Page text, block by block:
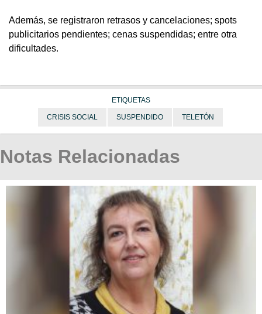
Además, se registraron retrasos y cancelaciones; spots
publicitarios pendientes; cenas suspendidas; entre otra
dificultades.
ETIQUETAS
CRISIS SOCIAL SUSPENDIDO TELETÓN
Notas Relacionadas